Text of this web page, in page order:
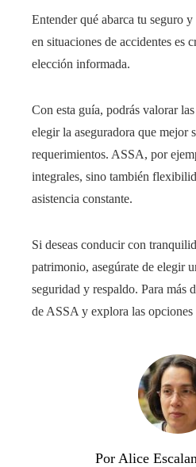
Entender qué abarca tu seguro
en situaciones de accidentes es
elección informada.
Con esta guía, podrás valorar
elegir la aseguradora que mejor
requerimientos. ASSA, por
integrales, sino también
asistencia constante.
Si deseas conducir con
patrimonio, asegúrate de elegir
seguridad y respaldo. Para más
de ASSA y explora las opciones
Por Alice